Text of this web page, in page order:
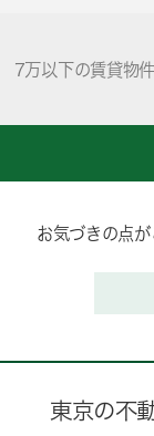
7万以下の賃貸物
お気づきの点
東京の不